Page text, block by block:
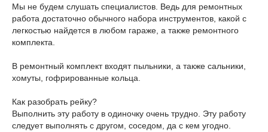
Мы не будем слушать специалистов. Ведь для ремонтных
работа достаточно обычного набора инструментов, какой с
легкостью найдется в любом гараже, а также ремонтного
комплекта.
В ремонтный комплект входят пыльники, а также сальники,
хомуты, гофрированные кольца.
Как разобрать рейку?
Выполнить эту работу в одиночку очень трудно. Эту работу
следует выполнять с другом, соседом, да с кем угодно.